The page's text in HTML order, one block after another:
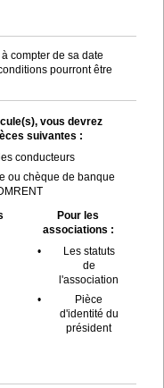
compter de sa date
pourront être
vous devrez
suivantes :
conducteurs
ou chèque de banque
Pour les
associations :
•
Les statuts
de
l'association
•
Pièce
d'identité du
président